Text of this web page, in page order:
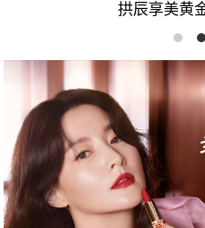
拱辰享美黄